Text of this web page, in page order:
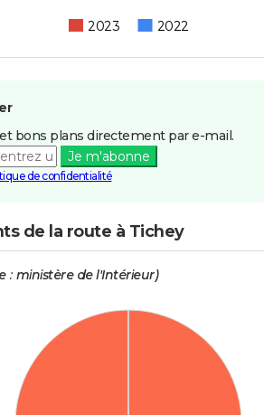
2023 2022
bons plans directement par e-mail.
Je m'abonne
de confidentialité
de la route à Tichey
: ministère de l'Intérieur)